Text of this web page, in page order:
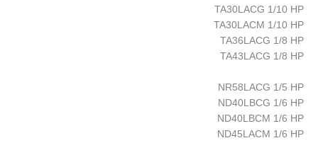
TA30LACG 1/10 HP
TA30LACM 1/10 HP
TA36LACG 1/8 HP
TA43LACG 1/8 HP
NR58LACG 1/5 HP
ND40LBCG 1/6 HP
ND40LBCM 1/6 HP
ND45LACM 1/6 HP